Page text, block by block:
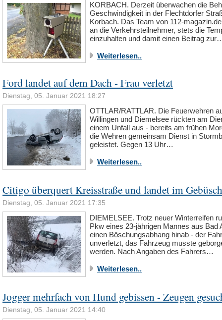
KORBACH. Derzeit überwachen die
Geschwindigkeit in der Flechtdorfer
Korbach. Das Team von 112-
an die Verkehrsteilnehmer, stets die
einzuhalten und damit einen Beitrag
Weiterlesen..
Ford landet auf dem Dach - Frau verletzt
Dienstag, 05. Januar 2021 18:27
OTTLAR/RATTLAR. Die Feuerwehren
Willingen und Diemelsee rückten am
einem Unfall aus - bereits am frühen
die Wehren gemeinsam Dienst in
geleistet. Gegen 13 Uhr…
Weiterlesen..
Citigo überquert Kreisstraße und landet im Gebüsch
Dienstag, 05. Januar 2021 17:35
DIEMELSEE. Trotz neuer Winterreifen
Pkw eines 23-jährigen Mannes aus Bad
einen Böschungsabhang hinab - der
unverletzt, das Fahrzeug musste
werden. Nach Angaben des Fahrers…
Weiterlesen..
Jogger mehrfach von Hund gebissen - Zeugen
Dienstag, 05. Januar 2021 14:40